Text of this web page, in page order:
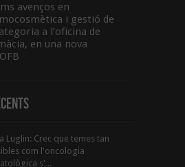
avenços en
i gestió de
a l’oficina de
en una nova
Luglin: Crec que temes tan
com l'oncologia
s'...